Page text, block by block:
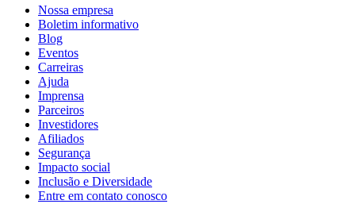
Nossa empresa
Boletim informativo
Blog
Eventos
Carreiras
Ajuda
Imprensa
Parceiros
Investidores
Afiliados
Segurança
Impacto social
Inclusão e Diversidade
Entre em contato conosco